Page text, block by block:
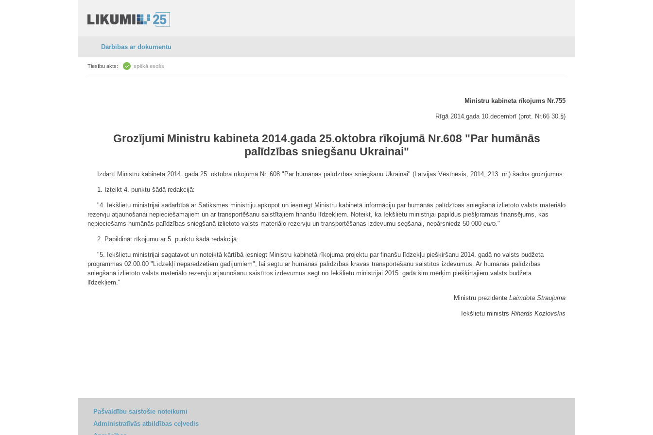
Darbības ar dokumentu
Tiesību akts: spēkā esošs
Ministru kabineta rīkojums Nr.755
Rīgā 2014.gada 10.decembrī (prot. Nr.66 30.§)
Grozījumi Ministru kabineta 2014.gada 25.oktobra rīkojumā Nr.608 "Par humānās
palīdzības sniegšanu Ukrainai"
Izdarīt Ministru kabineta 2014. gada 25. oktobra rīkojumā Nr. 608 "Par humānās palīdzības sniegšanu Ukrainai" (Latvijas Vēstnesis, 2014, 213. nr.) šādus grozījumus:
1. Izteikt 4. punktu šādā redakcijā:
"4. Iekšlietu ministrijai sadarbībā ar Satiksmes ministriju apkopot un iesniegt Ministru kabinetā informāciju par humānās palīdzības sniegšanā izlietoto valsts materiālo
rezervju atjaunošanai nepieciešamajiem un ar transportēšanu saistītajiem finanšu līdzekļiem. Noteikt, ka Iekšlietu ministrijai papildus piešķiramais finansējums, kas
nepieciešams humānās palīdzības sniegšanā izlietoto valsts materiālo rezervju un transportēšanas izdevumu segšanai, nepārsniedz 50 000 euro."
2. Papildināt rīkojumu ar 5. punktu šādā redakcijā:
"5. Iekšlietu ministrijai sagatavot un noteiktā kārtībā iesniegt Ministru kabinetā rīkojuma projektu par finanšu līdzekļu piešķiršanu 2014. gadā no valsts budžeta
programmas 02.00.00 "Līdzekļi neparedzētiem gadījumiem", lai segtu ar humānās palīdzības kravas transportēšanu saistītos izdevumus. Ar humānās palīdzības
sniegšanā izlietoto valsts materiālo rezervju atjaunošanu saistītos izdevumus segt no Iekšlietu ministrijai 2015. gadā šim mērķim piešķirtajiem valsts budžeta
līdzekļiem."
Ministru prezidente Laimdota Straujuma
Iekšlietu ministrs Rihards Kozlovskis
Pašvaldību saistošie noteikumi
Administratīvās atbildības ceļvedis